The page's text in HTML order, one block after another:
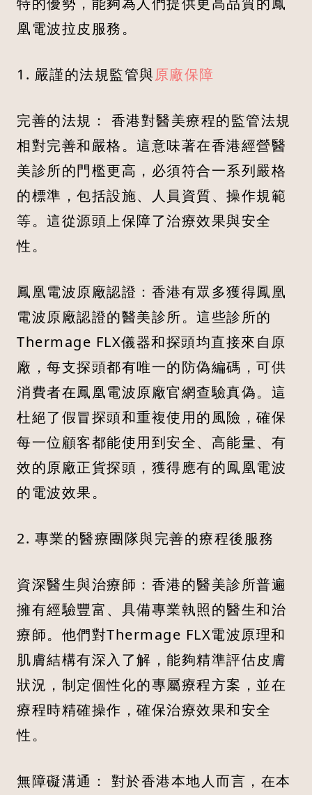
凰電波拉皮服務。
1. 嚴謹的法規監管與原廠保障
完善的法規： 香港對醫美療程的監管法規
相對完善和嚴格。這意味著在香港經營醫
美診所的門檻更高，必須符合一系列嚴格
的標準，包括設施、人員資質、操作規範
等。這從源頭上保障了治療效果與安全
性。
鳳凰電波原廠認證：香港有眾多獲得鳳凰
電波原廠認證的醫美診所。這些診所的
Thermage FLX儀器和探頭均直接來自原
廠，每支探頭都有唯一的防偽編碼，可供
消費者在鳳凰電波原廠官網查驗真偽。這
杜絕了假冒探頭和重複使用的風險，確保
每一位顧客都能使用到安全、高能量、有
效的原廠正貨探頭，獲得應有的鳳凰電波
的電波效果。
2. 專業的醫療團隊與完善的療程後服務
資深醫生與治療師：香港的醫美診所普遍
擁有經驗豐富、具備專業執照的醫生和治
療師。他們對Thermage FLX電波原理和
肌膚結構有深入了解，能夠精準評估皮膚
狀況，制定個性化的專屬療程方案，並在
療程時精確操作，確保治療效果和安全
性。
無障礙溝通： 對於香港本地人而言，在本